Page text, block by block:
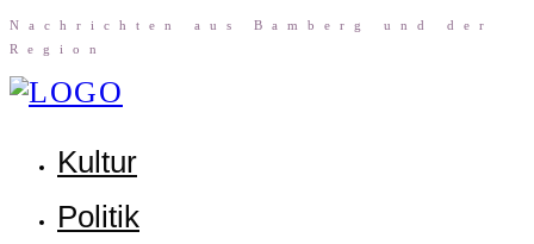
Nach­rich­ten aus Bam­berg und der
Region
Kul­tur
Poli­tik